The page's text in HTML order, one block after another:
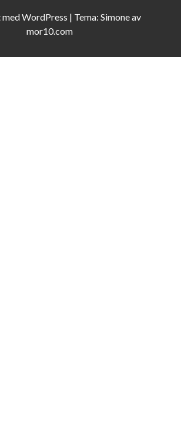
medWordPress | Tema: Simoneav
mor10.com